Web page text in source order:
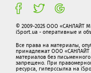
© 2009-2025 ООО «САНЛАЙТ
iSport.ua - оперативные и
Все права на материалы,
принадлежат ООО «САНЛАЙТ
материалов без
запрещено. При
ресурса, гиперссылка на